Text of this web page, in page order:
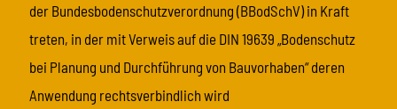
der Bundesbodenschutzverordnung (BBodSchV) in Kraft
treten, in der mit Verweis auf die DIN 19639 „Bodenschutz
bei Planung und Durchführung von Bauvorhaben“ deren
Anwendung rechtsverbindlich wird